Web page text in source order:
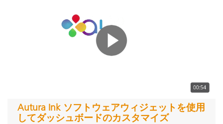
Autura Ink ソフトウェアウィジェットを使用
してダッシュボードのカスタマイズ